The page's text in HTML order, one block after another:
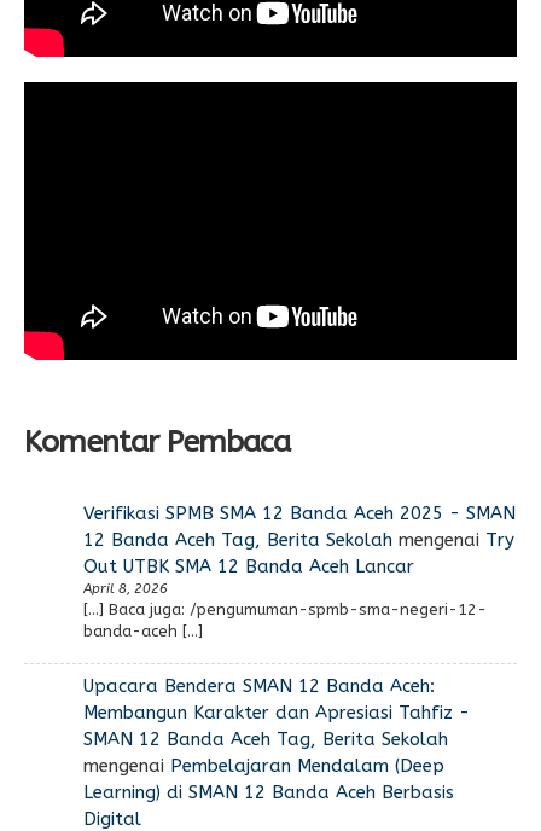
Komentar Pembaca
Verifikasi SPMB SMA 12 Banda Aceh 2025 - SMAN
12 Banda Aceh Tag, Berita Sekolahmengenai Try
Out UTBK SMA 12 Banda Aceh Lancar
April 8, 2026
[…] Baca juga: /pengumuman-spmb-sma-negeri-12-
banda-aceh […]
Upacara Bendera SMAN 12 Banda Aceh:
Membangun Karakter dan Apresiasi Tahfiz -
SMAN 12 Banda Aceh Tag, Berita Sekolah
mengenai Pembelajaran Mendalam (Deep
Learning) di SMAN 12 Banda Aceh Berbasis
Digital